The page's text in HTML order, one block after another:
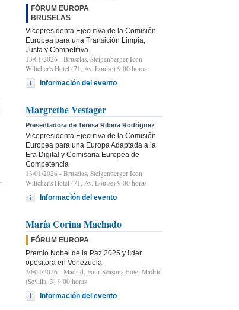
FÓRUM EUROPA
BRUSELAS
Vicepresidenta Ejecutiva de la Comisión
Europea para una Transición Limpia,
Justa y Competitiva
13/01/2026 - Bruselas, Steigenberger Icon
Wiltcher's Hotel (71, Av. Louise) 9:00 horas
Información del evento
Margrethe Vestager
Presentadora de Teresa Ribera Rodríguez
Vicepresidenta Ejecutiva de la Comisión
Europea para una Europa Adaptada a la
Era Digital y Comisaria Europea de
Competencia
13/01/2026 - Bruselas, Steigenberger Icon
Wiltcher's Hotel (71, Av. Louise) 9:00 horas
Información del evento
María Corina Machado
FÓRUM EUROPA
Premio Nobel de la Paz 2025 y líder
opositora en Venezuela
20/04/2026 - Madrid, Four Seasons Hotel Madrid
(Sevilla, 3) 9.00 horas
Información del evento